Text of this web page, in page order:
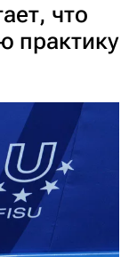
что
практику